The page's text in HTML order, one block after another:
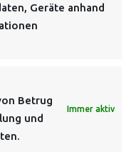
Geräte anhand
Betrug
und
Immer aktiv
Bitte prüfe